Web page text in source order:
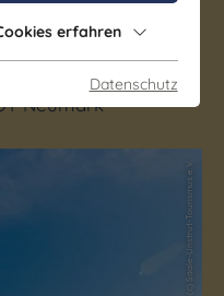
Neumark
(c) Saale-Unstrut-Tourismus e.V.
erfahren
Datenschutz